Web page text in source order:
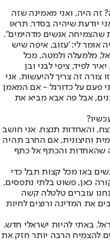
זה היה, ואני מאמינה שזה
יודעת שיהיה בסדר. תראו
אנשים מדהימים".
אומר לי: 'עזוב, איפה שיש
מלמעלה ולמטה, מכל
לפיד, ציפי לבני ובן
צורה זה צריך להיעשות. אני
פעם על כדורגל - אם המאמן
אבל פה אבא מביא את
והאחדות תנצח. אני חושב
וחיצונית, אם החרב תהיה
שהאחדות והכתף אל כתף
באו מכל קצות תבל כדי
כאן, פשוט בלתי נתפסים.
עוברים טלטלה קשה
את המדינה ורוצים לחיות
באתי להיות ישראלי חדש.
להצמיח הרבה יותר חזק את